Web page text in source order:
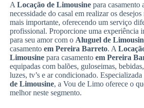
A Locação de Limousine para casamento
necessidade do casal em realizar os desejos
mais importante, oferecendo um serviço
profissional. Proporcione uma experiência
para seu amor com o Aluguel de
casamento em Pereira Barreto. A
Limousine para casamento em Pereira
equipadas com balões, guloseimas,
luzes, tv’s e ar condicionado. Especializada
de Limousine, a Vou de Limo oferece o
melhor neste segmento.